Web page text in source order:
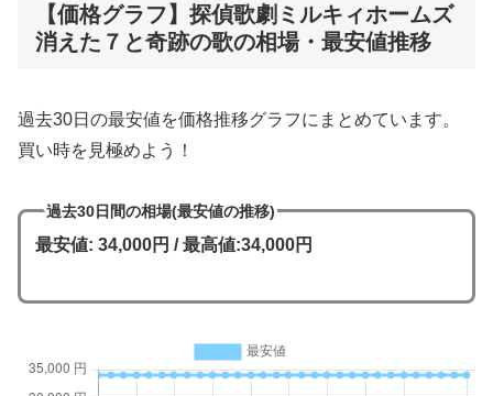
【価格グラフ】探偵歌劇ミルキィホームズ
消えた７と奇跡の歌の相場・最安値推移
過去30日の最安値を価格推移グラフにまとめています。
買い時を見極めよう！
過去30日間の相場(最安値の推移)
最安値: 34,000円 / 最高値:34,000円